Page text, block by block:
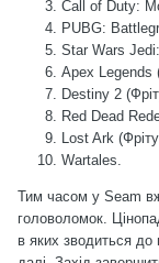
Call of Duty:
PUBG:
Star Wars
Apex Legends
Destiny 2
Red Dead
Lost Ark
Wartales.
Тим часом у Seam
головоломок .
в яких зводиться до